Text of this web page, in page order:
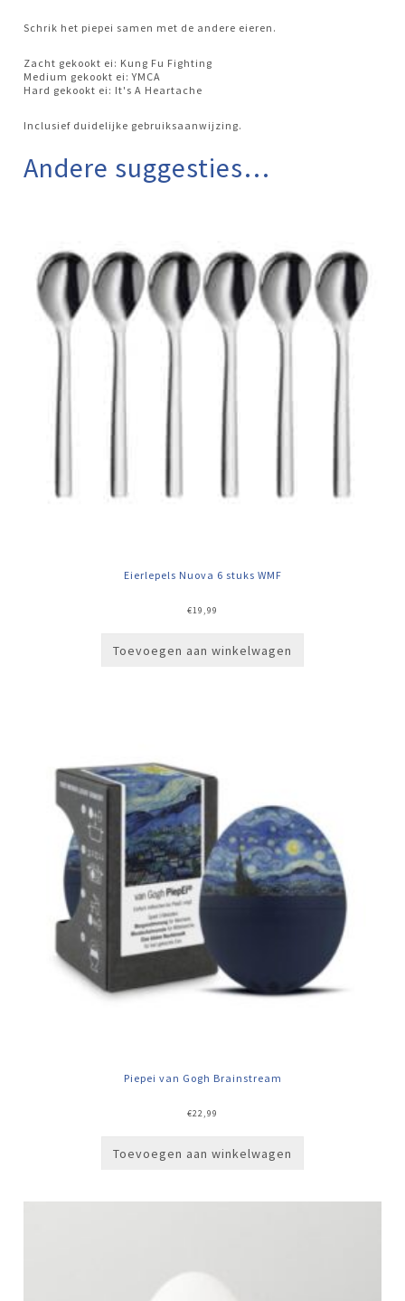
Schrik het piepei samen met de andere eieren.
Zacht gekookt ei: Kung Fu Fighting
Medium gekookt ei: YMCA
Hard gekookt ei: It's A Heartache
Inclusief duidelijke gebruiksaanwijzing.
Andere suggesties…
Eierlepels Nuova 6 stuks WMF
€19,99
Toevoegen aan winkelwagen
Piepei van Gogh Brainstream
€22,99
Toevoegen aan winkelwagen